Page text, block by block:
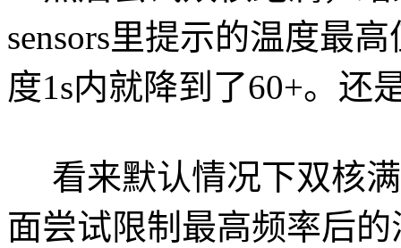
sensors里提示的温度最
度1s内就降到了60+。还
看来默认情况下双核
面尝试限制最高频率后